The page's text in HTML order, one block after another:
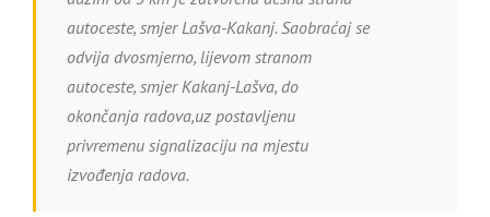
autoceste, smjer Lašva-Kakanj. Saobraćaj se
odvija dvosmjerno, lijevom stranom
autoceste, smjer Kakanj-Lašva, do
okončanja radova,uz postavljenu
privremenu signalizaciju na mjestu
izvođenja radova.